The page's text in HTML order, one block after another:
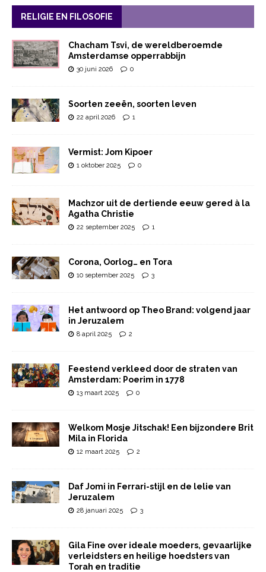
RELIGIE EN FILOSOFIE
Chacham Tsvi, de wereldberoemde
Amsterdamse opperrabbijn
30 juni 2026 0
Soorten zeeën, soorten leven
22 april 2026 1
Vermist: Jom Kipoer
1 oktober 2025 0
Machzor uit de dertiende eeuw gered à la
Agatha Christie
22 september 2025 1
Corona, Oorlog… en Tora
10 september 2025 3
Het antwoord op Theo Brand: volgend jaar
in Jeruzalem
8 april 2025 2
Feestend verkleed door de straten van
Amsterdam: Poerim in 1778
13 maart 2025 0
Welkom Mosje Jitschak! Een bijzondere Brit
Mila in Florida
12 maart 2025 2
Daf Jomi in Ferrari-stijl en de lelie van
Jeruzalem
28 januari 2025 3
Gila Fine over ideale moeders, gevaarlijke
verleidsters en heilige hoedsters van
Torah en traditie